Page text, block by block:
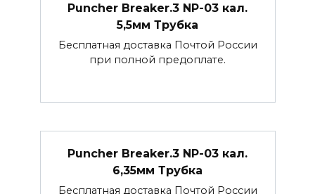
Puncher Breaker.3 NP-03 кал.
5,5мм Трубка
Бесплатная доставка Почтой России
при полной предоплате.
Puncher Breaker.3 NP-03 кал.
6,35мм Трубка
Бесплатная доставка Почтой России